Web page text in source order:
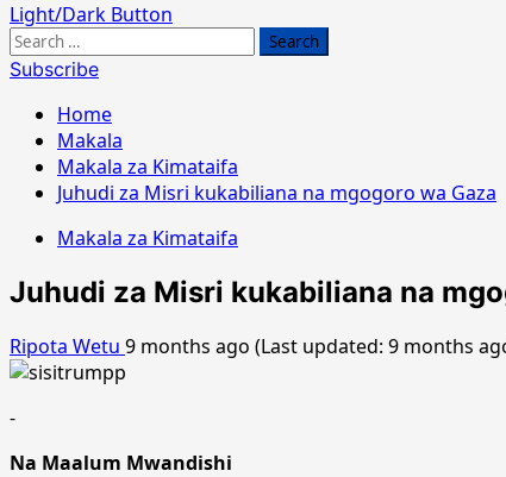
Light/Dark Button
Search
for:
Subscribe
Home
Makala
Makala za Kimataifa
Juhudi za Misri kukabiliana na mgogoro wa Gaza
Makala za Kimataifa
Juhudi za Misri kukabiliana na
Ripota Wetu 9 months ago (Last updated: 9 months
-
Na Maalum Mwandishi